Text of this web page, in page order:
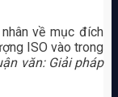
về mục đích
ISO vào trong
văn: Giải pháp